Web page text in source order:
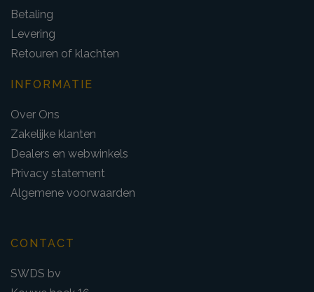
Betaling
Levering
Retouren of klachten
INFORMATIE
Over Ons
Zakelijke klanten
Dealers en webwinkels
Privacy statement
Algemene voorwaarden
CONTACT
SWDS bv